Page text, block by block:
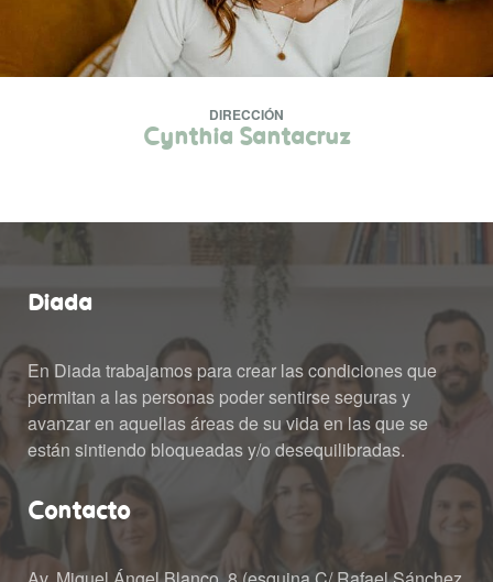
DIRECCIÓN
Cynthia Santacruz
Diada
En Diada trabajamos para crear las condiciones que
permitan a las personas poder sentirse seguras y
avanzar en aquellas áreas de su vida en las que se
están sintiendo bloqueadas y/o desequilibradas.
Contacto